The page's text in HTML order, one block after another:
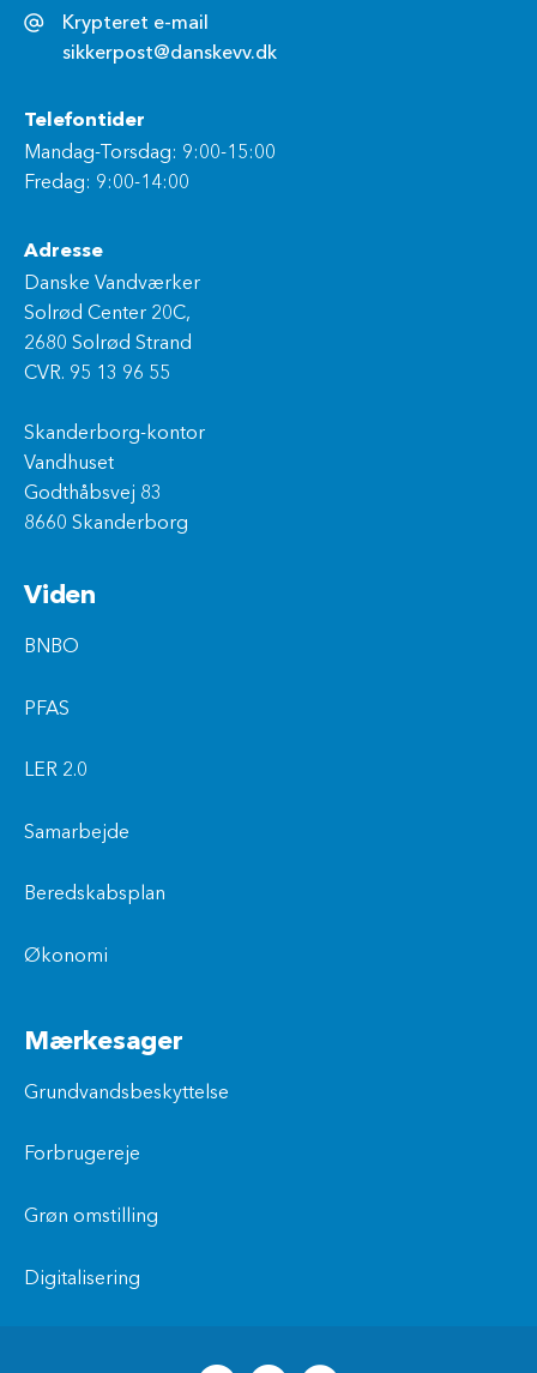
Krypteret e-mail
sikkerpost@danskevv.dk
Telefontider
Mandag-Torsdag: 9:00-15:00
Fredag: 9:00-14:00
Adresse
Danske Vandværker
Solrød Center 20C,
2680 Solrød Strand
CVR. 95 13 96 55
Skanderborg-kontor
Vandhuset
Godthåbsvej 83
8660 Skanderborg
Viden
BNBO
PFAS
LER 2.0
Samarbejde
Beredskabsplan
Økonomi
Mærkesager
Grundvandsbeskyttelse
Forbrugereje
Grøn omstilling
Digitalisering